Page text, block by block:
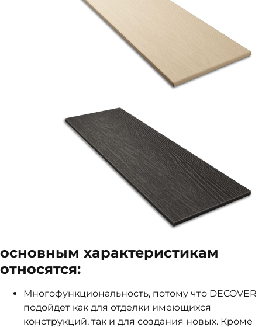
основным характеристикам
относятся:
Многофункциональность, потому что DECOVER
подойдет как для отделки имеющихся
конструкций, так и для создания новых. Кроме